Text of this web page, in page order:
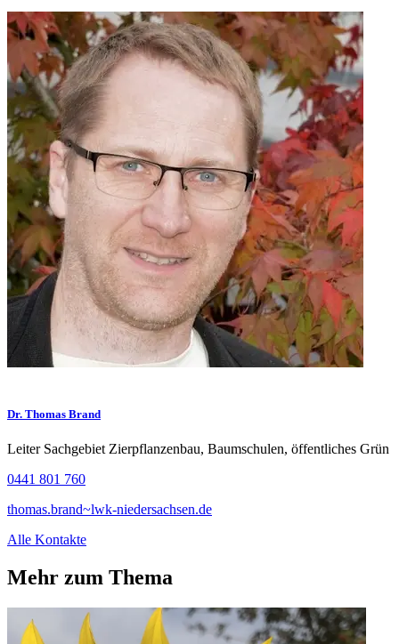
Dr. Thomas Brand
Leiter Sachgebiet Zierpflanzenbau, Baumschulen, öffentliches Grün
0441 801 760
thomas.brand~lwk-niedersachsen.de
Alle Kontakte
Mehr zum Thema